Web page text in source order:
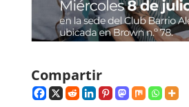
Compartir